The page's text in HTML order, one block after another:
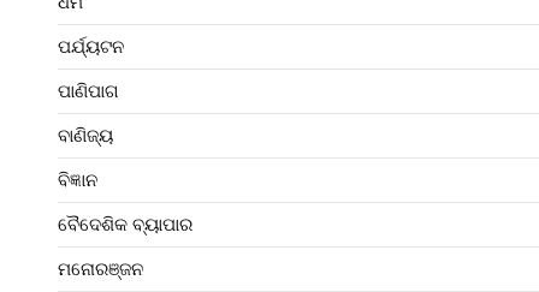
ପର୍ଯ୍ୟଟନ
ପାଣିପାଗ
ବାଣିଜ୍ୟ
ବିଜ୍ଞାନ
ବୈଦେଶିକ ବ୍ୟାପାର
ମନୋରଞ୍ଜନ